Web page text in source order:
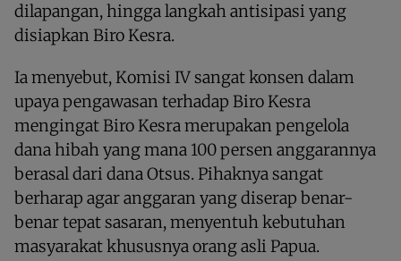
dilapangan, hingga langkah antisipasi yang
disiapkan Biro Kesra.
Ia menyebut, Komisi IV sangat konsen dalam
upaya pengawasan terhadap Biro Kesra
mengingat Biro Kesra merupakan pengelola
dana hibah yang mana 100 persen anggarannya
berasal dari dana Otsus. Pihaknya sangat
berharap agar anggaran yang diserap benar-
benar tepat sasaran, menyentuh kebutuhan
masyarakat khususnya orang asli Papua.